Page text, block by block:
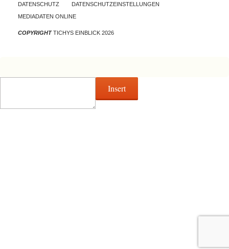
DATENSCHUTZ
DATENSCHUTZEINSTELLUNGEN
MEDIADATEN ONLINE
COPYRIGHTTICHYS EINBLICK 2026
Insert